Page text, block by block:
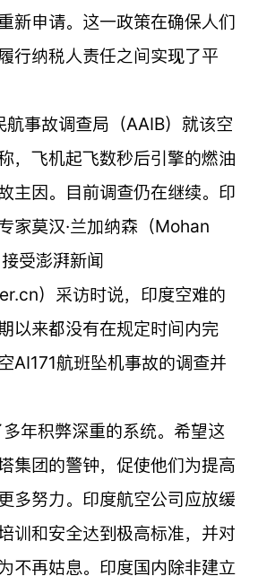
新申请。这一政策在确保人们
行纳税人责任之间实现了平
航事故调查局（AAIB）就该空
，飞机起飞数秒后引擎的燃油
主因。目前调查仍在继续。印
家莫汉·兰加纳森（Mohan
受澎湃新闻
）采访时说，印度空难的
以来都没有在规定时间内完
AI171航班坠机事故的调查并
年积弊深重的系统。希望这
集团的警钟，促使他们为提高
多努力。印度航空公司应放缓
训和安全达到极高标准，并对
不再姑息。印度国内除非建立